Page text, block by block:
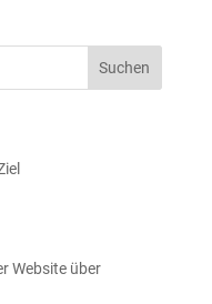
Website über